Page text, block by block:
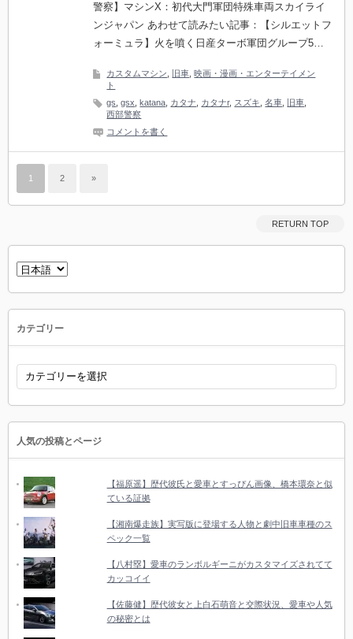
警察】マシンX：初代大門軍団特殊車両スカイライ
ンジャパン あわせて読みたい記事：【シルエットフ
ォーミュラ】火を噴く日産ターボ軍団グループ5…
カスタムマシン 旧車 ,映画・漫画・エンターテイメン
ト
gs ,gsx ,katana カタナ カタナr, スズキ ,名車 旧車
西部警察
コメントを書く
1 2 »
RETURN TOP
言
語
カテゴリー
カ
ゴ
リ
人気の投稿とページ
【福原遥】歴代彼氏と愛車とすっぴん画像、橋本環奈と似
ている証拠
【湘南爆走族】実写版に登場する人物と劇中旧車車種のス
ペック一覧
【八村塁】愛車のランボルギーニがカスタマイズされてて
カッコイイ
【佐藤健】歴代彼女と上白石萌音と交際状況、愛車や人気
の秘密とは